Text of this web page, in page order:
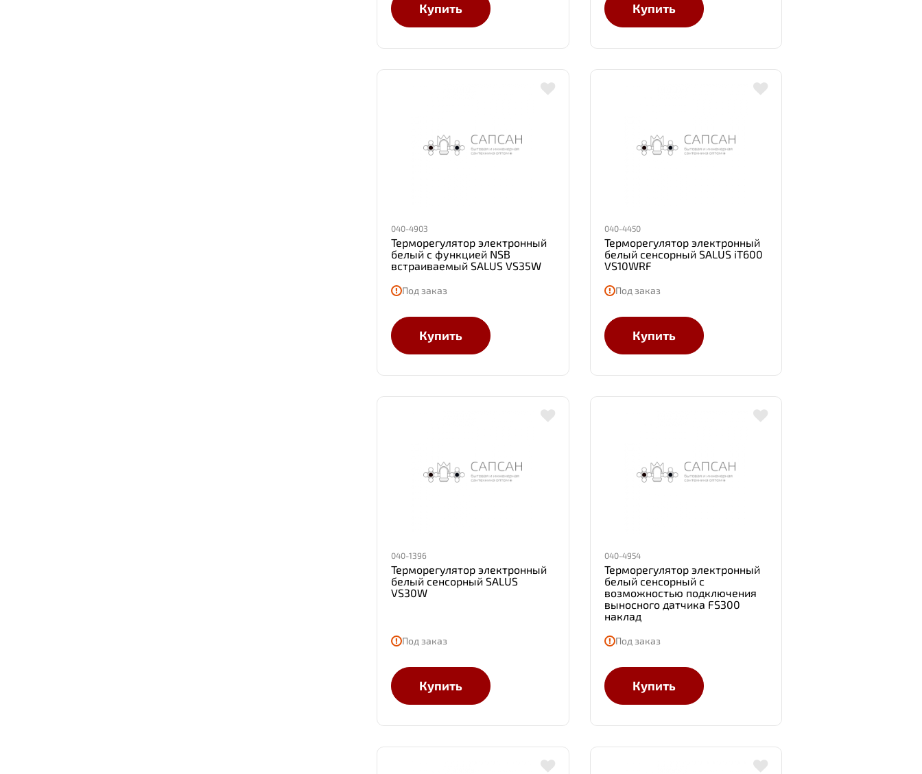
Купить Купить
040-4903
Терморегулятор электронный
белый с функцией NSB
встраиваемый SALUS VS35W
Под заказ
Купить
040-4450
Терморегулятор электронный
белый сенсорный SALUS iT600
VS10WRF
Под заказ
Купить
040-1396
Терморегулятор электронный
белый сенсорный SALUS
VS30W
Под заказ
Купить
040-4954
Терморегулятор электронный
белый сенсорный с
возможностью подключения
выносного датчика FS300
наклад
Под заказ
Купить